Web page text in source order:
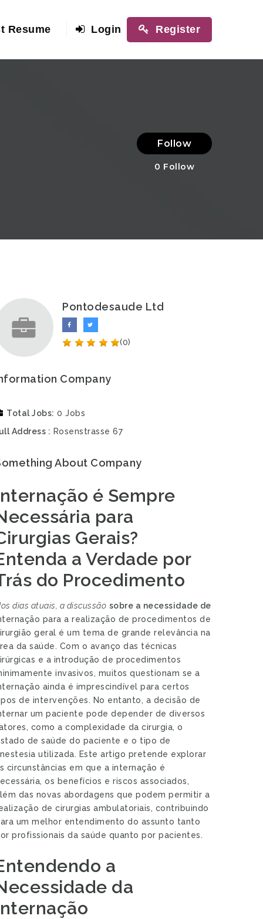
Resume Login Register
Follow
0 Follow
Pontodesaude Ltd
(0)
Company
Total Jobs 0 Jobs
Address
Rosenstrasse 67
About Company
é Sempre
para
Gerais?
a Verdade por
do Procedimento
dias atuais, a discussão sobre a necessidade de
para a realização de procedimentos de
geral é um tema de grande relevância na
da saúde. Com o avanço das técnicas
e a introdução de procedimentos
invasivos, muitos questionam se a
ainda é imprescindível para certos
de intervenções. No entanto, a decisão de
um paciente pode depender de diversos
como a complexidade da cirurgia, o
de saúde do paciente e o tipo de
utilizada. Este artigo pretende explorar
circunstâncias em que a internação é
os benefícios e riscos associados,
das novas abordagens que podem permitir a
de cirurgias ambulatoriais, contribuindo
um melhor entendimento do assunto tanto
profissionais da saúde quanto por pacientes.
a
da